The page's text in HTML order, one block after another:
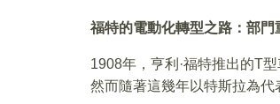
福特的電動化轉型之路：部門
1908年，亨利·福特推出的T
然而隨著這幾年以特斯拉為代